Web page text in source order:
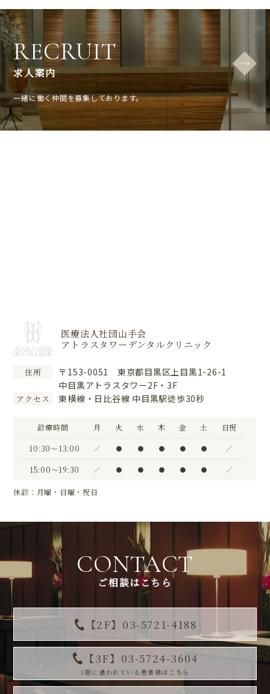
RECRUIT
求人案内
一緒に働く仲間を募集しております。
医療法人社団山手会
アトラスタワーデンタルクリニック
住所
〒153-0051 東京都目黒区上目黒1-26-1
中目黒アトラスタワー2F・3F
アクセス 東横線・日比谷線 中目黒駅徒歩30秒
診療時間 月 火 水 木 金 土 日祝
10:30〜13:00 ／ ● ● ● ● ● ／
15:00〜19:30 ／ ● ● ● ● ● ／
休診：月曜・日曜・祝日
CONTACT
ご相談はこちら
【2F】03-5721-4188
【3F】03-5724-3604
3階に通われている患者様はこちら